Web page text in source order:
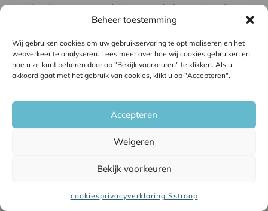
Beheer toestemming
Wij gebruiken cookies om uw gebruikservaring te optimaliseren en het
webverkeer te analyseren. Lees meer over hoe wij cookies gebruiken en
hoe u ze kunt beheren door op "Bekijk voorkeuren" te klikken. Als u
akkoord gaat met het gebruik van cookies, klikt u op "Accepteren".
Accepteren
Weigeren
Bekijk voorkeuren
cookiesprivacyverklaring Sstroop
Idealiter verwerk je zowel de rationele
als emotionele keuzes in je
landingspagina. Dat doe je met de
vorm én met de inhoud van je content.
Door daar mee te spelen kun je ieder
effectief maken.